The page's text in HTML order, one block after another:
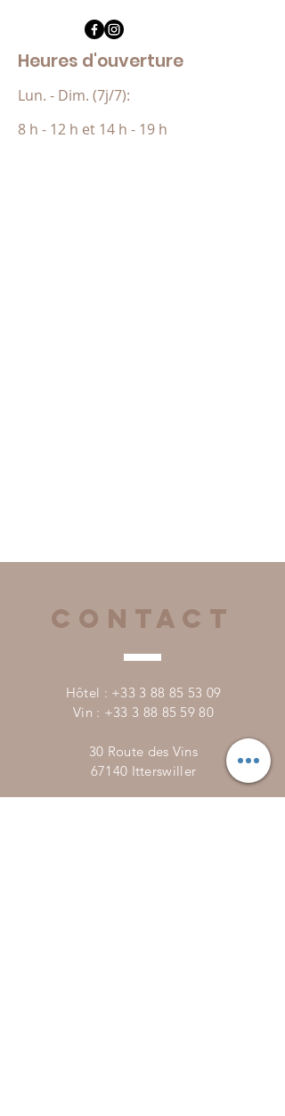
Heures d'ouverture
Lun. - Dim. (7j/7):
8 h - 12 h et 14 h - 19 h
CONTACT
Hôtel : +33 3 88 85 53 09
Vin : +33 3 88 85 59 80
30 Route des Vins
67140 Itterswiller